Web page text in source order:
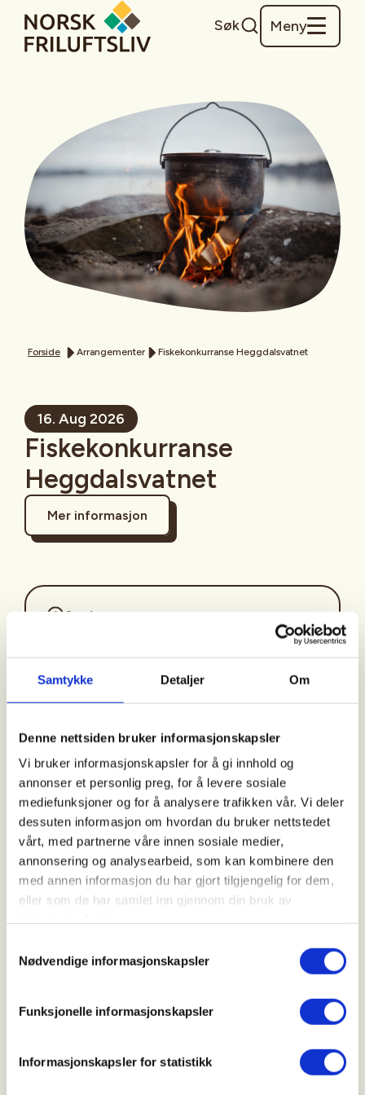
Samtykke Detaljer Om
Denne nettsiden bruker informasjonskapsler
Vi bruker informasjonskapsler for å gi innhold og
annonser et personlig preg, for å levere sosiale
mediefunksjoner og for å analysere trafikken vår. Vi deler
dessuten informasjon om hvordan du bruker nettstedet
vårt, med partnerne våre innen sosiale medier,
annonsering og analysearbeid, som kan kombinere den
med annen informasjon du har gjort tilgjengelig for dem,
eller som de har samlet inn gjennom din bruk av
Nødvendige informasjonskapsler
Funksjonelle informasjonskapsler
Informasjonskapsler for statistikk
Søk Meny
Forside Arrangementer Fiskekonkurranse Heggdalsvatnet
16. Aug 2026
Fiskekonkurranse
Heggdalsvatnet
Mer informasjon
Sted
16. Aug 2026
Kl. 11.00 - 15.00
Arrangør
Luster JFL
Kontaktperson
https://90520326
Fiskekonkurranse på Heggdalsvatnet
Deltaking kr 100,- for dei over 16 år yngre er det